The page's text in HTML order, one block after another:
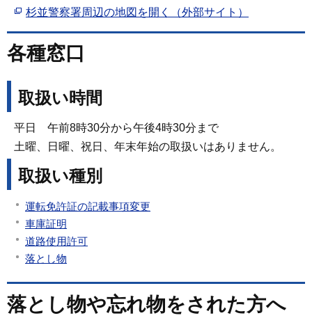
杉並警察署周辺の地図を開く（外部サイト）
各種窓口
取扱い時間
平日 午前8時30分から午後4時30分まで
土曜、日曜、祝日、年末年始の取扱いはありません。
取扱い種別
運転免許証の記載事項変更
車庫証明
道路使用許可
落とし物
落とし物や忘れ物をされた方へ